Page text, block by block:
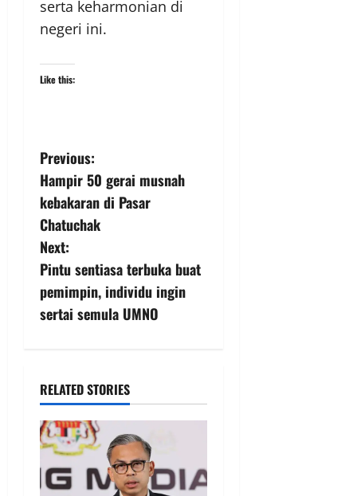
serta keharmonian di
negeri ini.
Like this:
Previous:
Hampir 50 gerai musnah
kebakaran di Pasar
Chatuchak
Next:
Pintu sentiasa terbuka buat
pemimpin, individu ingin
sertai semula UMNO
RELATED STORIES